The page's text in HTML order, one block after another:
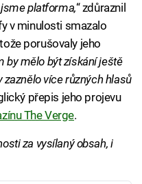
jsme platforma,“ zdůraznil
v minulosti smazalo
porušovaly jeho
mělo být získání ještě
zaznělo více různých hlasů
přepis jeho projevu
The Verge.
za vysílaný obsah, i